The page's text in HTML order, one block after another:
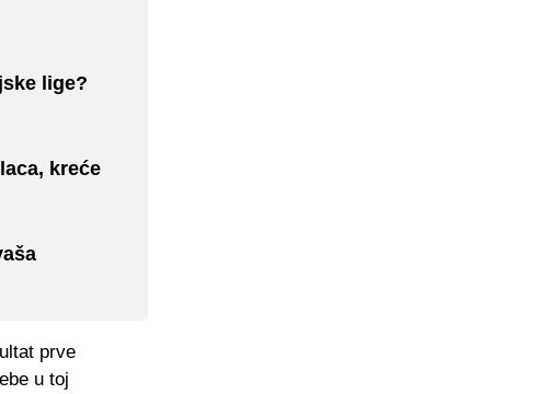
lige?
kreće
prve
u toj